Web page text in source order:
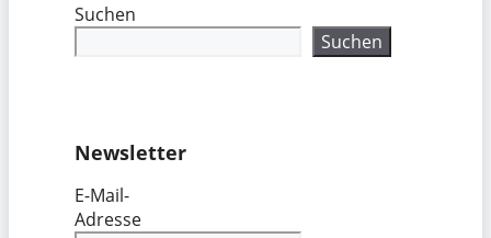
Suchen
Suchen
Newsletter
E-Mail-
Adresse